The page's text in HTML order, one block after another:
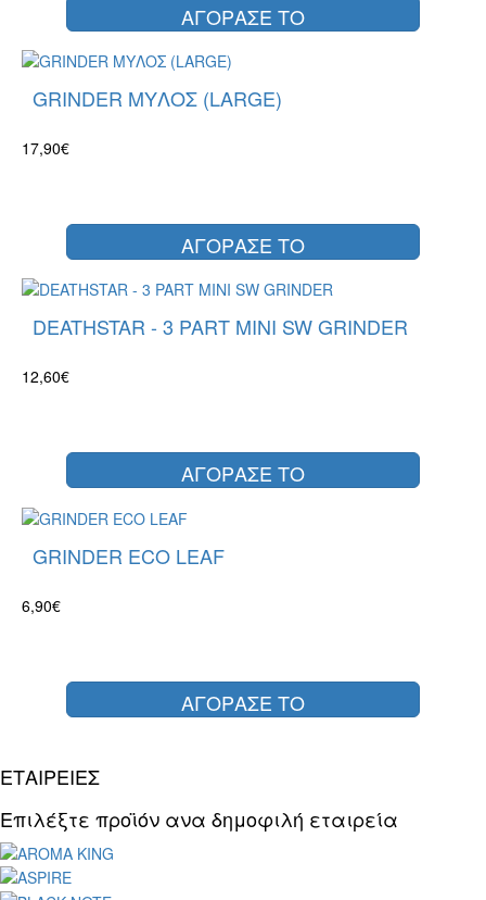
ΑΓΟΡΑΣΕ ΤΟ
GRINDER ΜΥΛΟΣ (LARGE)
17,90€
ΑΓΟΡΑΣΕ ΤΟ
DEATHSTAR - 3 PART MINI SW GRINDER
12,60€
ΑΓΟΡΑΣΕ ΤΟ
GRINDER ECO LEAF
6,90€
ΑΓΟΡΑΣΕ ΤΟ
ΕΤΑΙΡΕΙΕΣ
Επιλέξτε προϊόν ανα δημοφιλή εταιρεία